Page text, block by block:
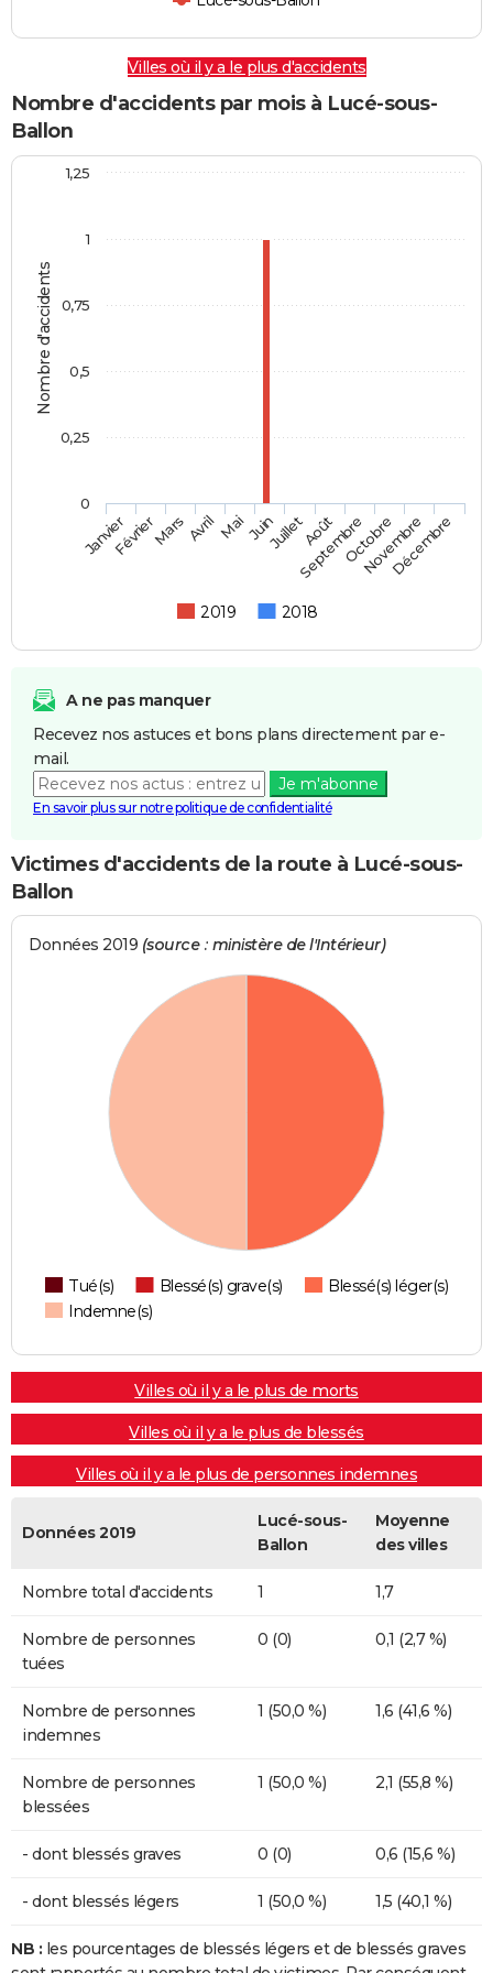
Villes où il y a le plus d'accidents
Nombre d'accidents par mois à Lucé-sous-
Ballon
Nombre d'accidents
2019 2018
JanvierFévrierMars AvrilMaiJuinJuilletAoût
SeptembreOctobre
Novembre
Décembre
0
1
0,25
0,5
0,75
1,25
A ne pas manquer
Recevez nos astuces et bons plans directement par e-
mail.
Je m'abonne
En savoir plus sur notre politique de confidentialité
Victimes d'accidents de la route à Lucé-sous-
Ballon
Données 2019 (source : ministère de l'Intérieur)
Tué(s) Blessé(s) grave(s)
Blessé(s) léger(s)
Indemne(s)
Villes où il y a le plus de morts
Villes où il y a le plus de blessés
Villes où il y a le plus de personnes indemnes
Données 2019
Lucé-sous-
Ballon
Moyenne
des villes
Nombre total d'accidents 1 1,7
Nombre de personnes
tuées
0 (0) 0,1 (2,7 %)
Nombre de personnes
indemnes
1 (50,0 %) 1,6 (41,6 %)
Nombre de personnes
blessées
1 (50,0 %) 2,1 (55,8 %)
- dont blessés graves 0 (0) 0,6 (15,6 %)
- dont blessés légers 1 (50,0 %) 1,5 (40,1 %)
NB : les pourcentages de blessés légers et de blessés graves